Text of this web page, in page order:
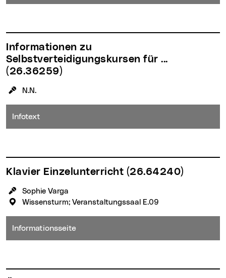
Selbstverteidigungskursen für ...
(26.36259)
KursleiterIn:
N.N.
Infotext
Klavier Einzelunterricht (26.64240)
KursleiterIn:
Sophie Varga
Veranstaltungsort:
Wissensturm; Veranstaltungssaal E.09
Informationsseite